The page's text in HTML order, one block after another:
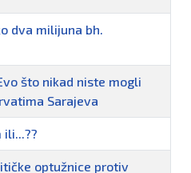
dva milijuna bh.
što nikad niste mogli
Sarajeva
optužnice protiv